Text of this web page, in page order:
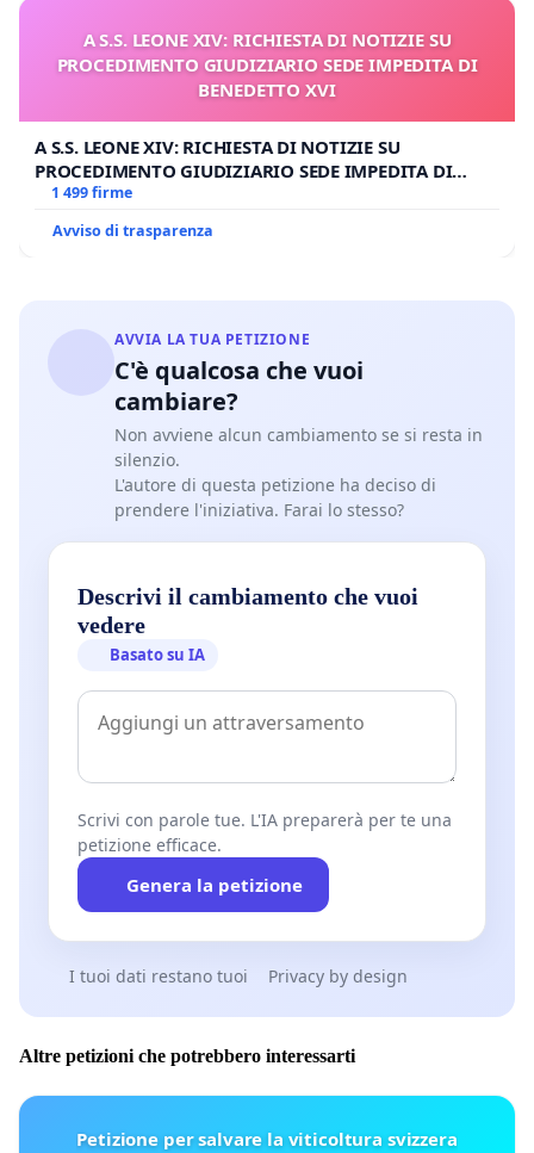
A S.S. LEONE XIV: RICHIESTA DI NOTIZIE SU
PROCEDIMENTO GIUDIZIARIO SEDE IMPEDITA DI
BENEDETTO XVI
A S.S. LEONE XIV: RICHIESTA DI NOTIZIE SU
PROCEDIMENTO GIUDIZIARIO SEDE IMPEDITA DI
BENEDETTO XVI
1 499 firme
Avviso di trasparenza
AVVIA LA TUA PETIZIONE
C'è qualcosa che vuoi
cambiare?
Non avviene alcun cambiamento se si resta in
silenzio.
L'autore di questa petizione ha deciso di
prendere l'iniziativa. Farai lo stesso?
Descrivi il cambiamento che vuoi
vedere
Basato su IA
Scrivi con parole tue. L'IA preparerà per te una
petizione efficace.
Genera la petizione
I tuoi dati restano tuoi Privacy by design
Altre petizioni che potrebbero interessarti
Petizione per salvare la viticoltura svizzera